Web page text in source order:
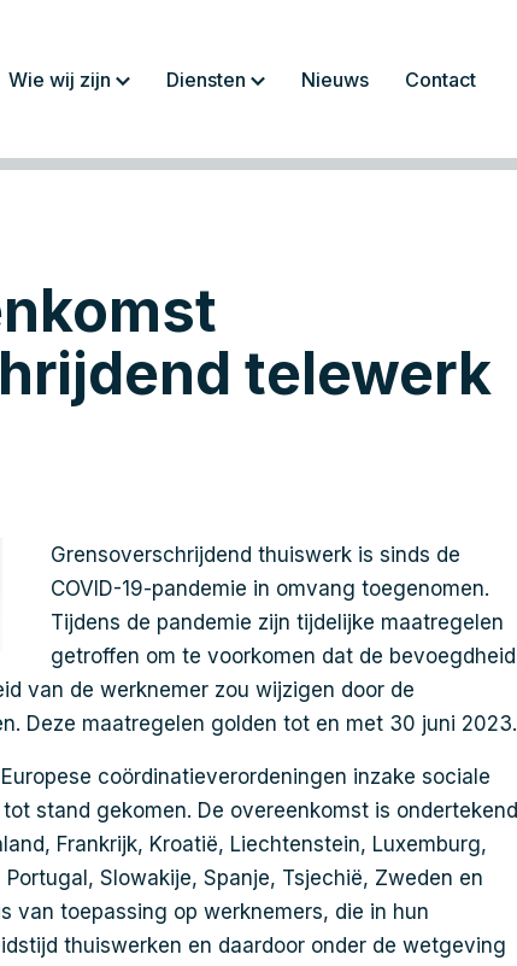
Wie wij zijn
Werken bij
Diensten
Salaris en personeel
Advies
Nieuws Contact
telewerk
Grensoverschrijdend thuiswerk is sinds de
COVID-19-pandemie in omvang toegenomen.
Tijdens de pandemie zijn tijdelijke maatregelen
getroffen om te voorkomen dat de bevoegdheid
van de werknemer zou wijzigen door de
Deze maatregelen golden tot en met 30 juni 2023.
coördinatieverordeningen inzake sociale
stand gekomen. De overeenkomst is ondertekend
Frankrijk, Kroatië, Liechtenstein, Luxemburg,
Slowakije, Spanje, Tsjechië, Zweden en
van toepassing op werknemers, die in hun
thuiswerken en daardoor onder de wetgeving